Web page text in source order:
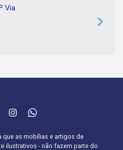
Via
que as mobílias e artigos de
ilustrativos - não fazem parte do